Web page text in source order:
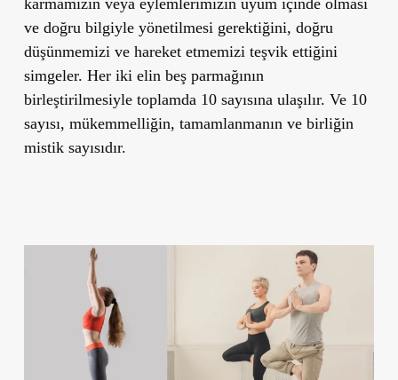
ve doğru bilgiyle yönetilmesi gerektiğini, doğru
düşünmemizi ve hareket etmemizi teşvik ettiğini
simgeler. Her iki elin beş parmağının
birleştirilmesiyle toplamda 10 sayısına ulaşılır. Ve 10
sayısı, mükemmelliğin, tamamlanmanın ve birliğin
mistik sayısıdır.